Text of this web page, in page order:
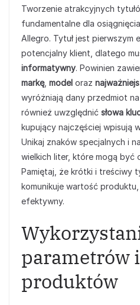
Tworzenie atrakcyjnych
fundamentalne dla
Allegro. Tytuł jest pierwszym
potencjalny klient, dlatego
informatywny. Powinien
markę, model oraz
wyróżniają dany przedmiot
również uwzględnić słowa
kupujący najczęściej wpisują
Unikaj znaków specjalnych i
wielkich liter, które mogą być
Pamiętaj, że krótki i treściwy
komunikuje wartość
efektywny.
parametrów
produktów